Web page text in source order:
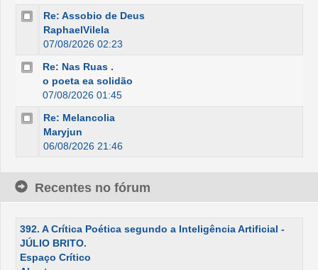
Re: Assobio de Deus
RaphaelVilela
07/08/2026 02:23
Re: Nas Ruas .
o poeta ea solidão
07/08/2026 01:45
Re: Melancolia
Maryjun
06/08/2026 21:46
Recentes no fórum
392. A Crítica Poética segundo a Inteligência Artificial -
JÚLIO BRITO.
Espaço Crítico